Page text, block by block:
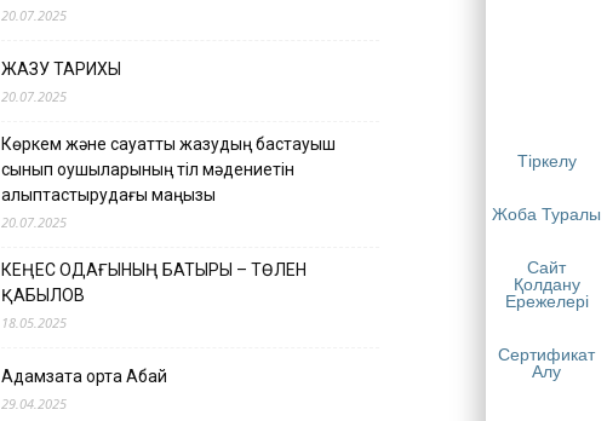
Тіркелу
Жоба Туралы
Сайт
Қолдану
Ережелері
Сертификат
Алу
20.07.2025
ЖАЗУ ТАРИХЫ
20.07.2025
Көркем және сауатты жазудың бастауыш
сынып оқушыларының тіл мәдениетін
қалыптастырудағы маңызы
20.07.2025
КЕҢЕС ОДАҒЫНЫҢ БАТЫРЫ – ТӨЛЕН
ҚАБЫЛОВ
18.05.2025
Адамзатқа ортақ Абай
29.04.2025